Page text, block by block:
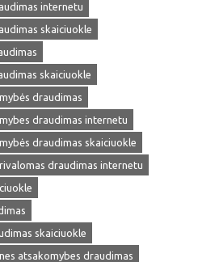
internetu
skaiciuokle
skaiciuokle
draudimas
draudimas internetu
draudimas skaiciuokle
draudimas internetu
skaiciuokle
atsakomybes draudimas